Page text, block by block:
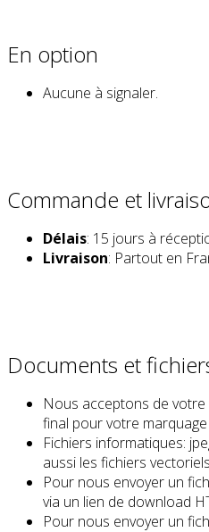
En option
Aucune à signaler.
Commande et
Délais: 15 jours à
Livraison: Partout en
Documents et
Nous acceptons de
final pour votre
Fichiers informatiques:
aussi les fichiers
Pour nous envoyer un
via un lien de download
Pour nous envoyer un